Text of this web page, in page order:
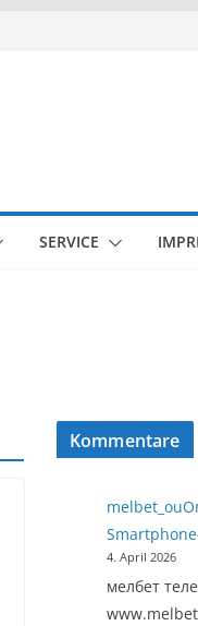
SERVICE
Kommentare
4. April 2026
мелбет